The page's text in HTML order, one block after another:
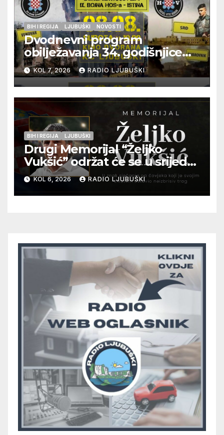
BIH I REGIJA LJUBUŠKI NOVOSTI
Dvodnevni program
obilježavanja 34. godišnjice
pogibije generala Blaža
Kraljevića i osmorice
pripadnika HOS-a
KOL 7, 2026 RADIO LJUBUŠKI
BIH I REGIJA LJUBUŠKI
Drugi Memorijal “Željko
Vukšić” održat će se u srijedu
12. kolovoza u Otoku
KOL 6, 2026 RADIO LJUBUŠKI